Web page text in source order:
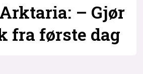
– Gjør
fra første dag